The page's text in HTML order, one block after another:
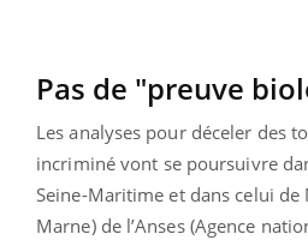
Pas de "preuve
Les analyses pour déceler des
incriminé vont se poursuivre
Seine-Maritime et dans celui de
Marne) de l’Anses (Agence